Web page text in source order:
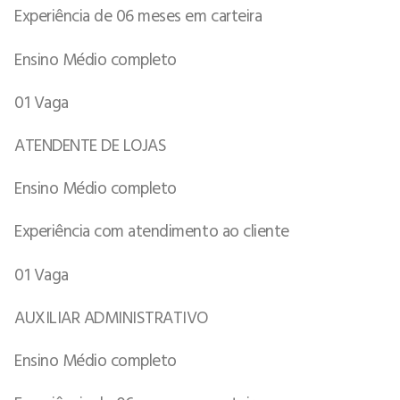
Experiência de 06 meses em carteira
Ensino Médio completo
01 Vaga
ATENDENTE DE LOJAS
Ensino Médio completo
Experiência com atendimento ao cliente
01 Vaga
AUXILIAR ADMINISTRATIVO
Ensino Médio completo